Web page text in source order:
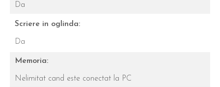
Da
Scriere in oglinda:
Da
Memoria:
Nelimitat cand este conectat la PC